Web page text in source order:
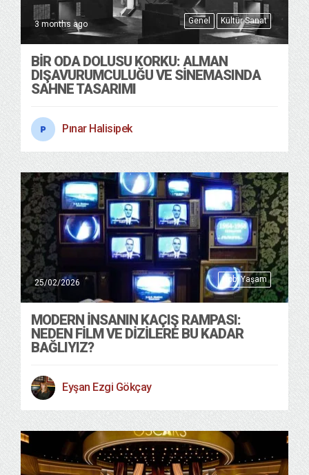
Genel Kültür Sanat
3 months ago
BIR ODA DOLUSU KORKU: ALMAN
DIŞAVURUMCULUĞU VE SINEMASINDA
SAHNE TASARIMI
Pınar Halisipek
Hobi Yaşam
25/02/2026
MODERN İNSANIN KAÇIŞ RAMPASI:
NEDEN FİLM VE DİZİLERE BU KADAR
BAĞLIYIZ?
Eyşan Ezgi Gökçay